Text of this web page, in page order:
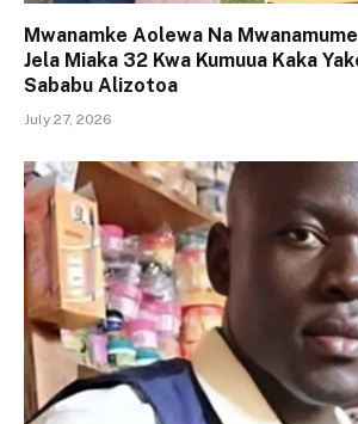
Mwanamke Aolewa Na
Jela Miaka 32 Kwa Kumuua Kaka
Sababu Alizotoa
July 27, 2026